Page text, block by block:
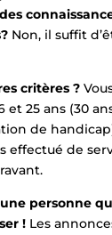
Non, il suffit
critères ?
et 25 ans (30
de
effectué de
personne
!Les